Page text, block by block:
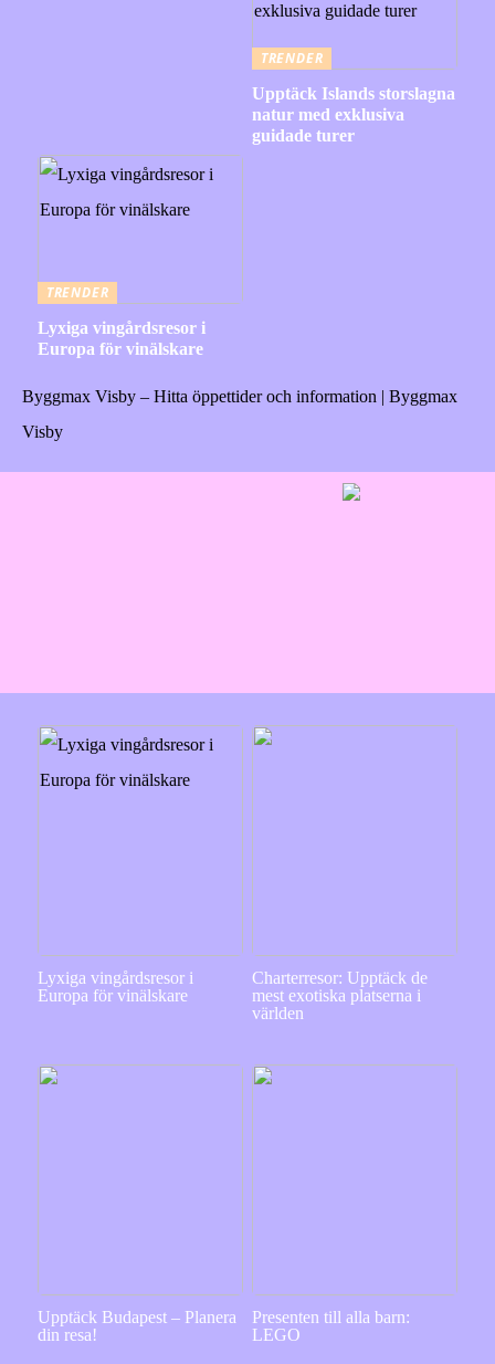
TRENDER
Upptäck Islands storslagna
natur med exklusiva
guidade turer
TRENDER
Lyxiga vingårdsresor i
Europa för vinälskare
Byggmax Visby – Hitta öppettider och information | Byggmax
Visby
Lyxiga vingårdsresor i
Europa för vinälskare
Charterresor: Upptäck de
mest exotiska platserna i
världen
Upptäck Budapest – Planera
din resa!
Presenten till alla barn:
LEGO